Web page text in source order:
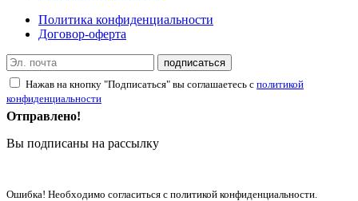
Политика конфиденциальности
Договор-оферта
подписаться
Нажав на кнопку "Подписаться" вы соглашаетесь с политикой
конфиденциальности
Отправлено!
Вы подписаны на рассылку
Ошибка! Необходимо согласиться с политикой конфиденциальности.